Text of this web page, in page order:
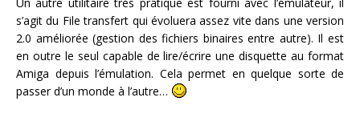
Un autre utilitaire très pratique est fourni avec l’émulateur, il
s’agit du File transfert qui évoluera assez vite dans une version
2.0 améliorée (gestion des fichiers binaires entre autre). Il est
en outre le seul capable de lire/écrire une disquette au format
Amiga depuis l’émulation. Cela permet en quelque sorte de
passer d’un monde à l’autre…